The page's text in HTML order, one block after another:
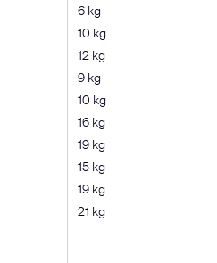
6 kg
10 kg
12 kg
9 kg
10 kg
16 kg
19 kg
15 kg
19 kg
21 kg